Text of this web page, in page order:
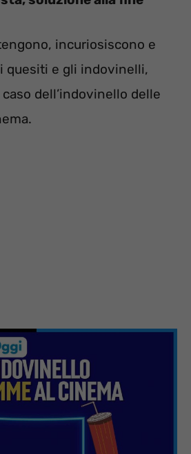
incuriosiscono e
quesiti e gli indovinelli,
dell’indovinello delle